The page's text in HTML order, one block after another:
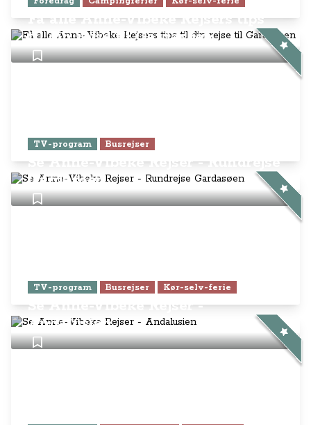
Få alle Anne-Vibeke Rejsers tips
til din rejse til Gardasøen
TV-program Busrejser
Se Anne-Vibeke Rejser - Rundrejse
Gardasøen
TV-program Busrejser Kør-selv-ferie
Se Anne-Vibeke Rejser -
Andalusien